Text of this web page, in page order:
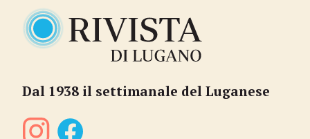
Dal 1938 il settimanale del Luganese